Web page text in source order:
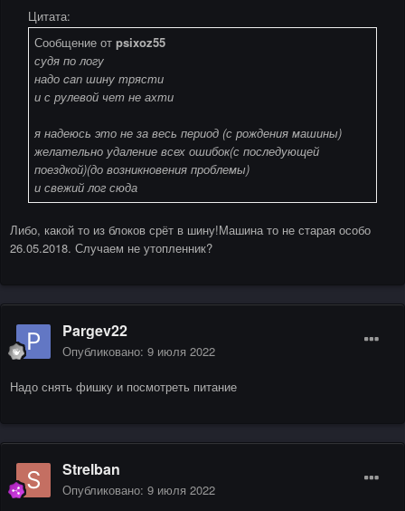
Цитата:
Сообщение от psixoz55
судя по логу
надо can шину трясти
и с рулевой чет не ахти
я надеюсь это не за весь период (с рождения машины)
желательно удаление всех ошибок(с последующей
поездкой)(до возникновения проблемы)
и свежий лог сюда
Либо, какой то из блоков срёт в шину!Машина то не старая особо
26.05.2018. Случаем не утопленник?
Pargev22
Опубликовано: 9 июля 2022
Надо снять фишку и посмотреть питание
Strelban
Опубликовано: 9 июля 2022